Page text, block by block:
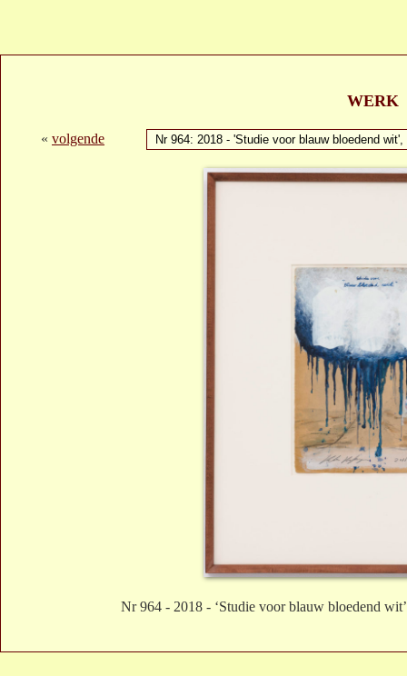
WERK
« volgende
Nr 964 - 2018 - ‘Studie voor blauw bloedend